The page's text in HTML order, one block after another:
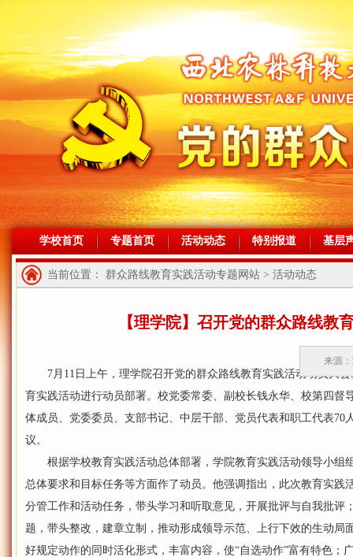
学校首页 专题首页 活动动态 特别报道 基层
当前位置： 群众路线教育实践活动专题网站 > 活动动态
【理学院】召开党的群众路线教
来源
7月11日上午，理学院召开党的群众路线教育实践活动动员大会
育实践活动进行动员部署。校党委常委、副校长钱永华、校第四督
体成员、党委委员、支部书记、中层干部、党员代表和职工代表70
议。
根据学校教育实践活动总体部署，学院教育实践活动领导小组
总体要求和目标任务等方面作了动员。他强调指出，此次教育实践
分管工作和活动任务，带头学习和听取意见，开展批评与自我批评
题，带头整改，建章立制，推动形成领导示范、上行下效的生动局
好规定动作的同时活化形式，丰富内容，使“自选动作”富有特色；